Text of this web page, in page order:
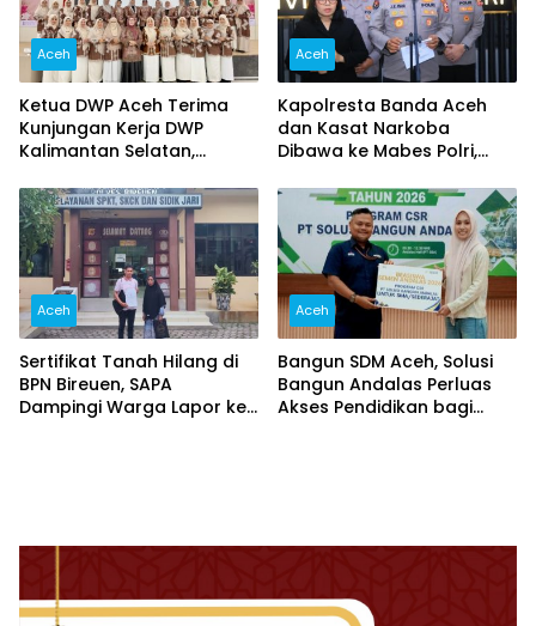
Aceh
Ketua DWP Aceh Terima
Kunjungan Kerja DWP
Kalimantan Selatan,
Kolaborasi
Aceh
Kapolresta Banda Aceh
dan Kasat Narkoba
Dibawa ke Mabes Polri,
Berjalan Profesional dan
Transparan
Aceh
Sertifikat Tanah Hilang di
BPN Bireuen, SAPA
Dampingi Warga Lapor ke
Aceh
Bangun SDM Aceh, Solusi
Bangun Andalas Perluas
Akses Pendidikan bagi